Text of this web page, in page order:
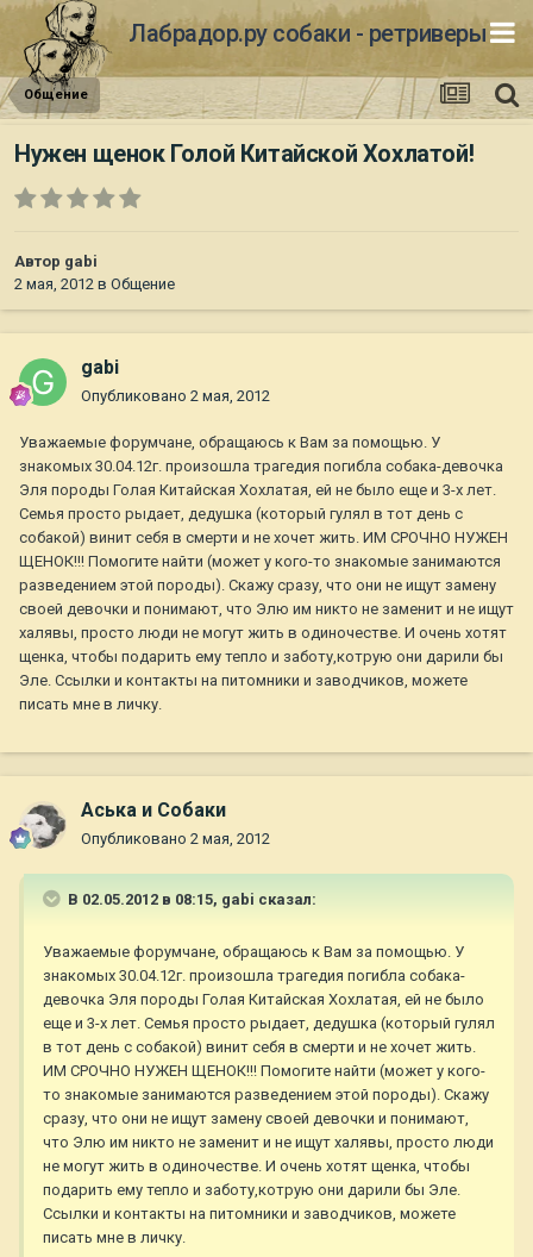
Лабрадор.ру собаки - ретриверы
Общение
Нужен щенок Голой Китайской Хохлатой!
Автор gabi
2 мая, 2012 в Общение
gabi
Опубликовано 2 мая, 2012
Уважаемые форумчане, обращаюсь к Вам за помощью. У
знакомых 30.04.12г. произошла трагедия погибла собака-девочка
Эля породы Голая Китайская Хохлатая, ей не было еще и 3-х лет.
Семья просто рыдает, дедушка (который гулял в тот день с
собакой) винит себя в смерти и не хочет жить. ИМ СРОЧНО НУЖЕН
ЩЕНОК!!! Помогите найти (может у кого-то знакомые занимаются
разведением этой породы). Скажу сразу, что они не ищут замену
своей девочки и понимают, что Элю им никто не заменит и не ищут
халявы, просто люди не могут жить в одиночестве. И очень хотят
щенка, чтобы подарить ему тепло и заботу,котрую они дарили бы
Эле. Ссылки и контакты на питомники и заводчиков, можете
писать мне в личку.
Аська и Собаки
Опубликовано 2 мая, 2012
В 02.05.2012 в 08:15, gabi сказал:
Уважаемые форумчане, обращаюсь к Вам за помощью. У
знакомых 30.04.12г. произошла трагедия погибла собака-
девочка Эля породы Голая Китайская Хохлатая, ей не было
еще и 3-х лет. Семья просто рыдает, дедушка (который гулял
в тот день с собакой) винит себя в смерти и не хочет жить.
ИМ СРОЧНО НУЖЕН ЩЕНОК!!! Помогите найти (может у кого-
то знакомые занимаются разведением этой породы). Скажу
сразу, что они не ищут замену своей девочки и понимают,
что Элю им никто не заменит и не ищут халявы, просто люди
не могут жить в одиночестве. И очень хотят щенка, чтобы
подарить ему тепло и заботу,котрую они дарили бы Эле.
Ссылки и контакты на питомники и заводчиков, можете
писать мне в личку.